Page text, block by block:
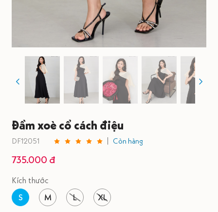
Đầm xoè cổ cách điệu
DF12051 Còn hàng
735.000 đ
Kích thước
S
M L XL